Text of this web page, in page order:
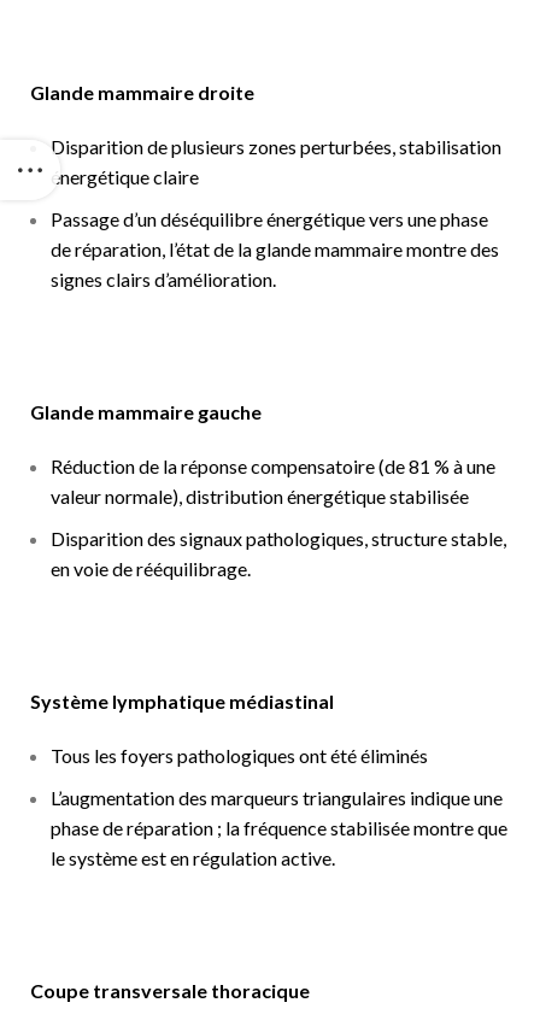
Glande mammaire droite
Disparition de plusieurs zones perturbées, stabilisation
énergétique claire
Passage d’un déséquilibre énergétique vers une phase
de réparation, l’état de la glande mammaire montre des
signes clairs d’amélioration.
Glande mammaire gauche
Réduction de la réponse compensatoire (de 81 % à une
valeur normale), distribution énergétique stabilisée
Disparition des signaux pathologiques, structure stable,
en voie de rééquilibrage.
Système lymphatique médiastinal
Tous les foyers pathologiques ont été éliminés
L’augmentation des marqueurs triangulaires indique une
phase de réparation ; la fréquence stabilisée montre que
le système est en régulation active.
Coupe transversale thoracique